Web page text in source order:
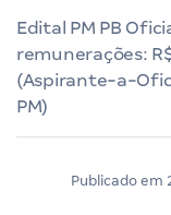
Edital PM PB
remunerações:
(Aspirante-a-
PM)
Publicado em